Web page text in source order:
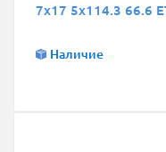
7x17 5x114.3 66.6
Наличие